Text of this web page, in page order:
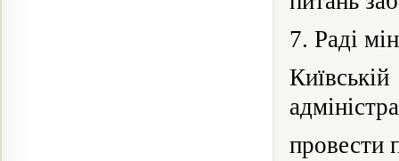
7. Раді
провести